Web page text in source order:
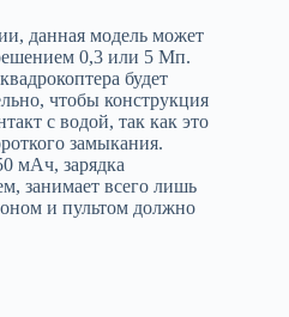
данная модель может
0,3 или 5 Мп.
будет
чтобы конструкция
с водой, так как это
замыкания.
мАч, зарядка
занимает всего лишь
и пультом должно